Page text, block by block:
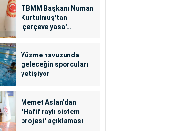
TBMM Başkanı Numan
Kurtulmuş'tan
'çerçeve yasa'
Yüzme havuzunda
geleceğin sporcuları
yetişiyor
Memet Aslan'dan
"Hafif raylı sistem
projesi" açıklaması